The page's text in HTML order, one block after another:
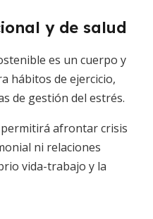
y de salud
es un cuerpo y
hábitos de ejercicio,
de gestión del estrés.
afrontar crisis
ni relaciones
vida-trabajo y la